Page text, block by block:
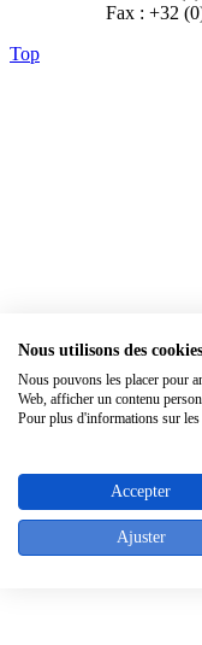
Fax : +32
Top
×
Nous utilisons des cookies
Nous pouvons les placer pour
Web, afficher un contenu
Pour plus d'informations sur les
Accepter
Ajuster